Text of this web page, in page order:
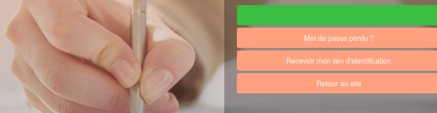
Mot de passe perdu ?
Recevoir mon lien d'identification
Retour au site